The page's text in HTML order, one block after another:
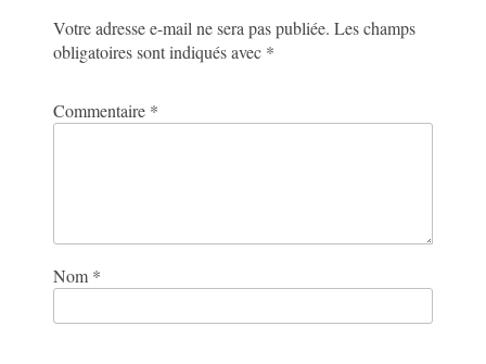
Votre adresse e-mail ne sera pas publiée. Les champs
obligatoires sont indiqués avec *
Commentaire *
Nom *